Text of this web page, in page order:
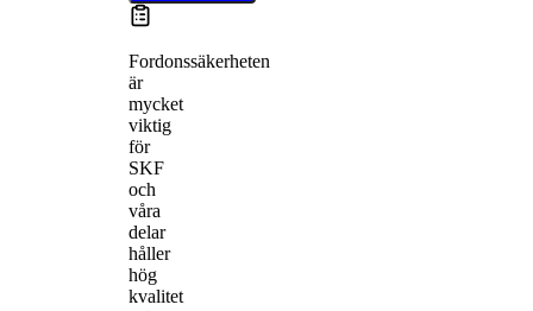
Fordonssäkerheten
är
mycket
viktig
för
SKF
och
våra
delar
håller
hög
kvalitet